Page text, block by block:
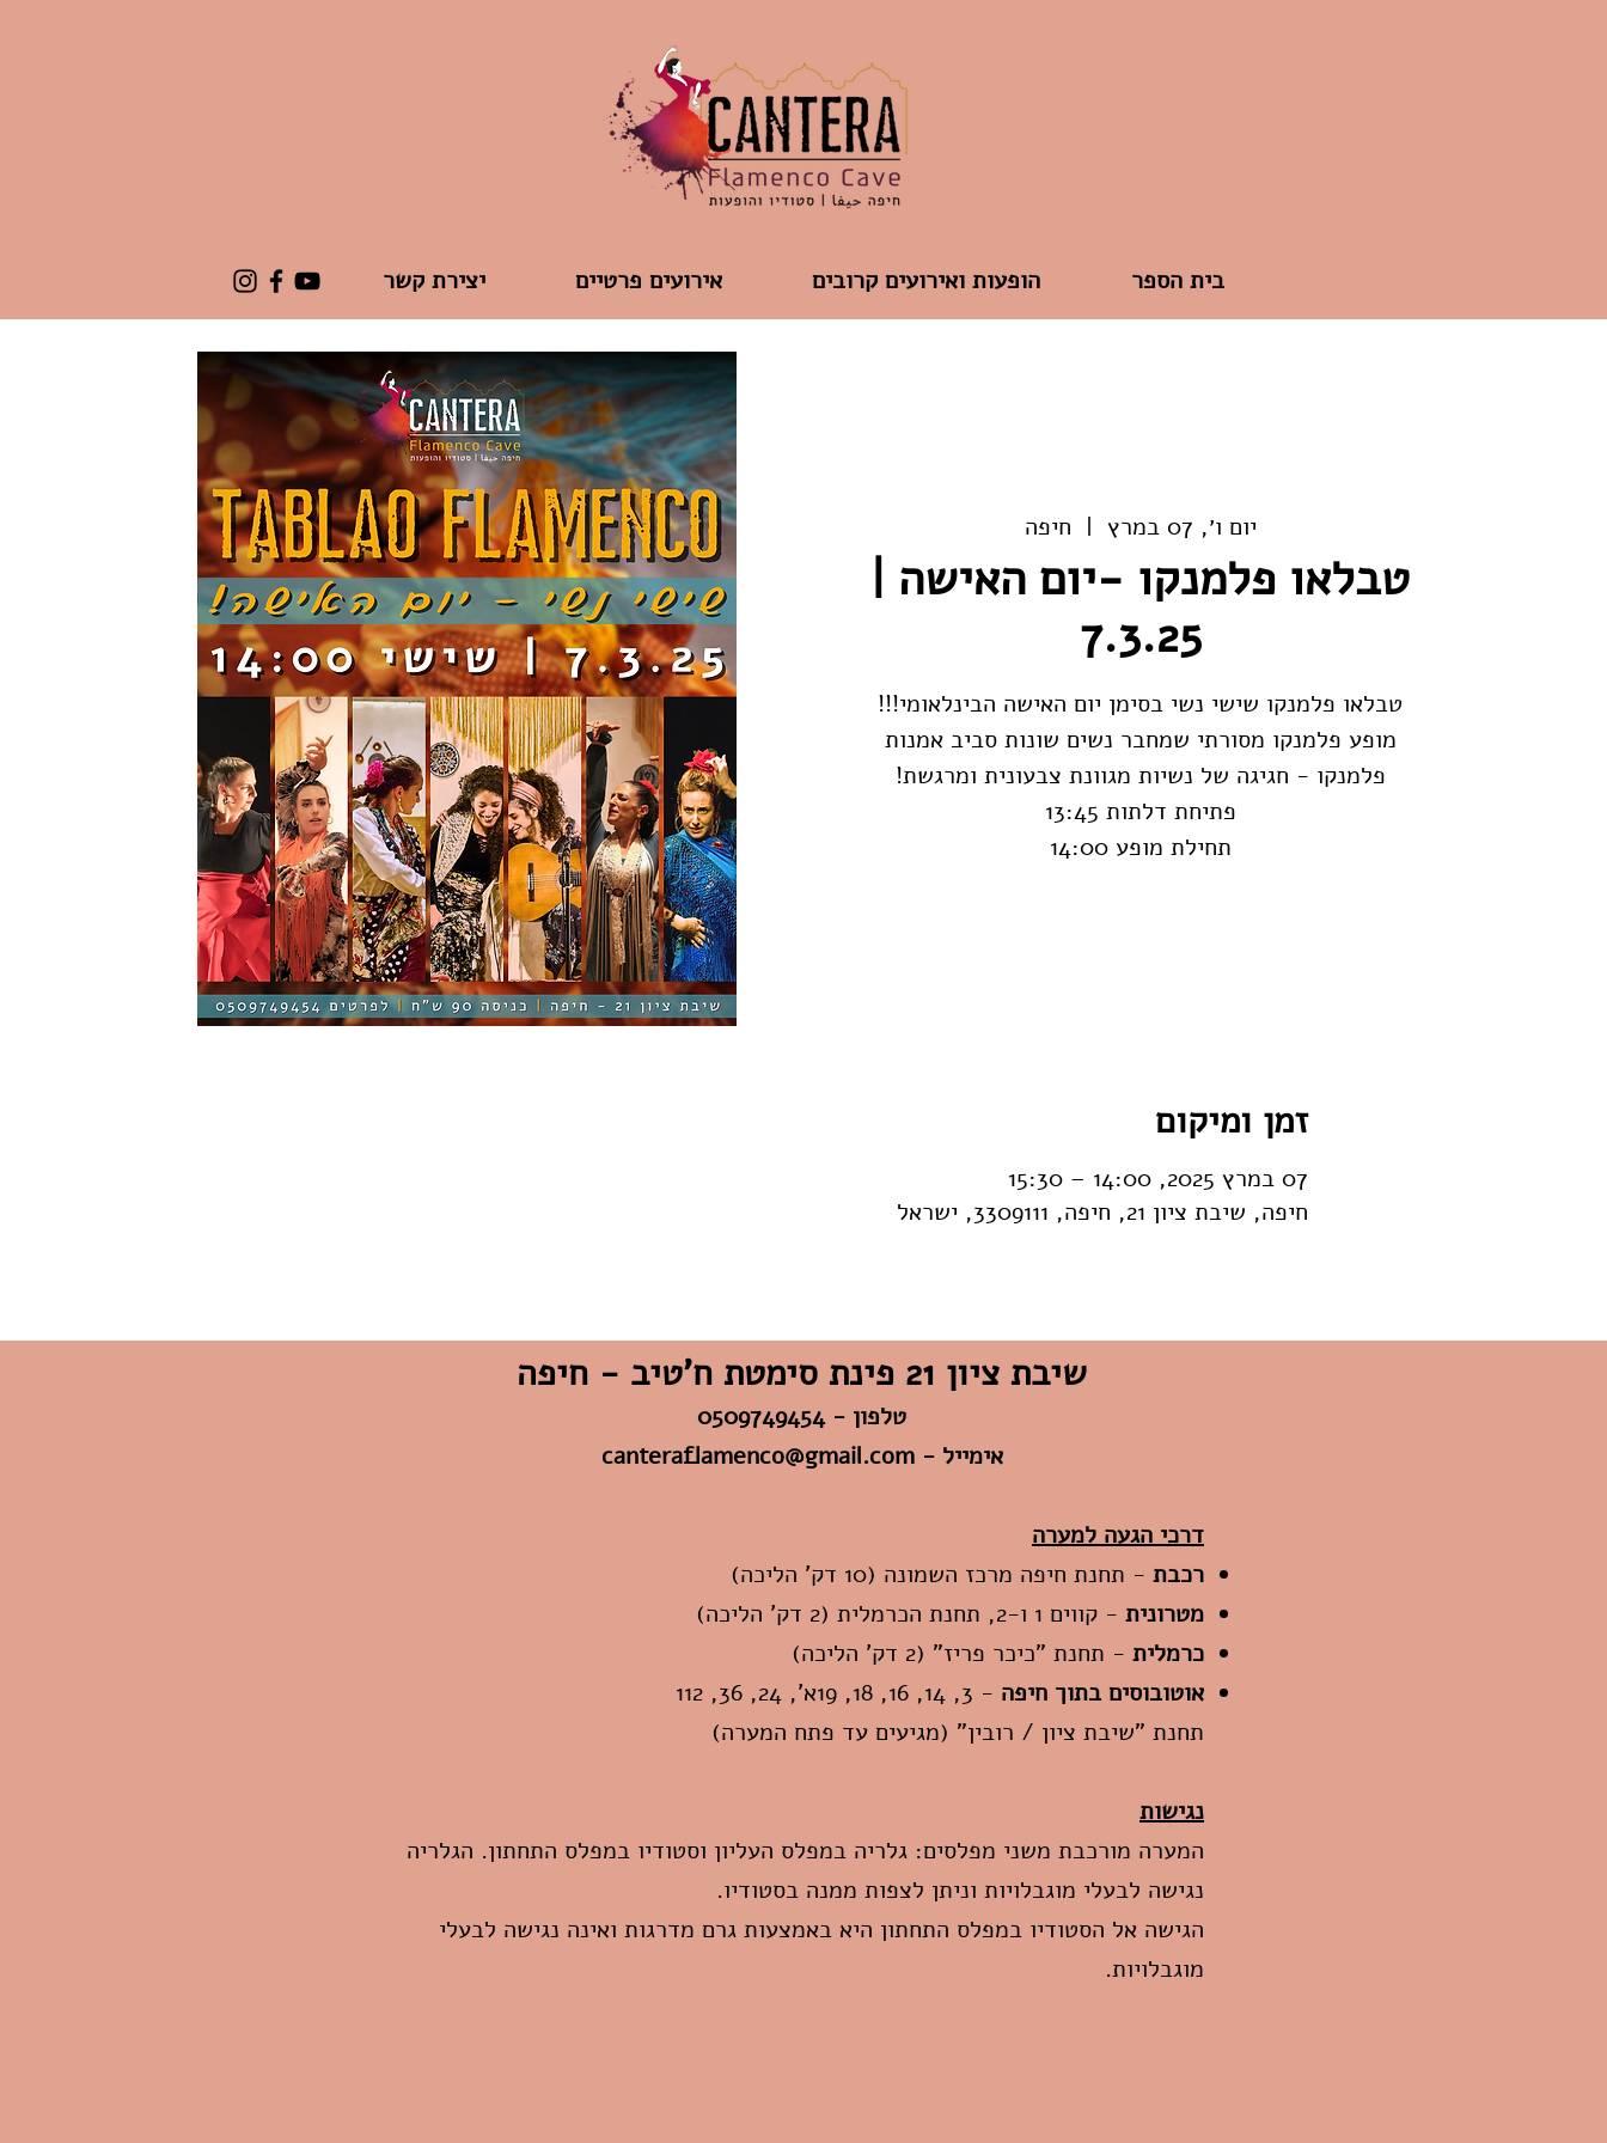
בית הספר הופעות ואירועים קרובים אירועים פרטיים יצירת קשר
יום ו׳, 07 במרץ
  |
חיפה
טבלאו פלמנקו -יום האישה |
7.3.25
מופע פלמנקו מסורתי שמחבר נשים שונות סביב אמנות
תחילת מופע 14:00
זמן ומיקום
07 במרץ 2025, 14:00 – 15:30
חיפה, שיבת ציון 21, חיפה, 3309111, ישראל
שיבת ציון 21 פינת סימטת ח'טיב - חיפה
טלפון - 0509749454
אימייל -canteraflamenco@gmail.com
דרכי הגעה למערה
רכבת - תחנת חיפה מרכז השמונה (10 דק' הליכה)
מטרונית - קווים 1 ו-2, תחנת הכרמלית (2 דק' הליכה)
כרמלית - תחנת "כיכר פריז" (2 דק' הליכה)
אוטובוסים בתוך חיפה - 3, 14, 16, 18, 19א', 24, 36, 112
תחנת "שיבת ציון / רובין" (מגיעים עד פתח המערה)
נגישות
המערה מורכבת משני מפלסים: גלריה במפלס העליון וסטודיו במפלס התחתון. הגלריה
נגישה לבעלי מוגבלויות וניתן לצפות ממנה בסטודיו.
הגישה אל הסטודיו במפלס התחתון היא באמצעות גרם מדרגות ואינה נגישה לבעלי
מוגבלויות.